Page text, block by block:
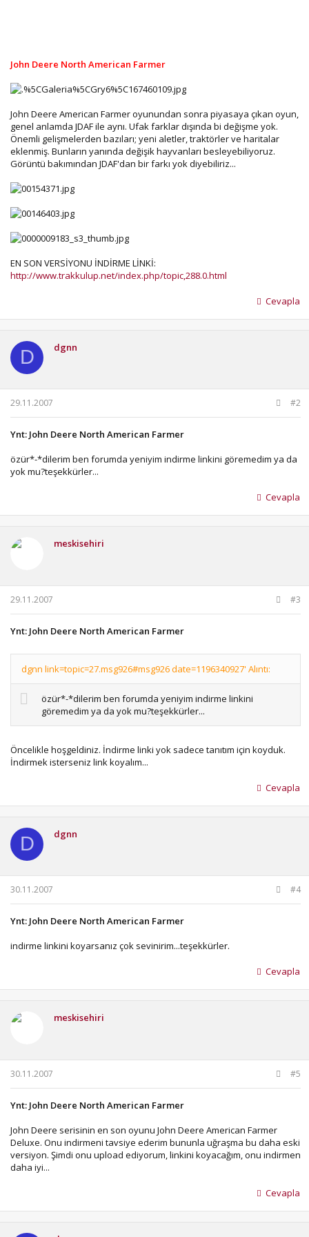
John Deere North American Farmer
John Deere American Farmer oyunundan sonra piyasaya çıkan oyun,
genel anlamda JDAF ile aynı. Ufak farklar dışında bi değişme yok.
Önemli gelişmelerden bazıları; yeni aletler, traktörler ve haritalar
eklenmiş. Bunların yanında değişik hayvanları besleyebiliyoruz.
Görüntü bakımından JDAF'dan bir farkı yok diyebiliriz...
EN SON VERSİYONU İNDİRME LİNKİ:
http://www.trakkulup.net/index.php/topic,288.0.html
Cevapla
D dgnn
29.11.2007 #2
Ynt: John Deere North American Farmer
özür*-*dilerim ben forumda yeniyim indirme linkini göremedim ya da
yok mu?teşekkürler...
Cevapla
meskisehiri
29.11.2007 #3
Ynt: John Deere North American Farmer
dgnn link=topic=27.msg926#msg926 date=1196340927' Alıntı:
özür*-*dilerim ben forumda yeniyim indirme linkini
göremedim ya da yok mu?teşekkürler...
Öncelikle hoşgeldiniz. İndirme linki yok sadece tanıtım için koyduk.
İndirmek isterseniz link koyalım...
Cevapla
D dgnn
30.11.2007 #4
Ynt: John Deere North American Farmer
indirme linkini koyarsanız çok sevinirim...teşekkürler.
Cevapla
meskisehiri
30.11.2007 #5
Ynt: John Deere North American Farmer
John Deere serisinin en son oyunu John Deere American Farmer
Deluxe. Onu indirmeni tavsiye ederim bununla uğraşma bu daha eski
versiyon. Şimdi onu upload ediyorum, linkini koyacağım, onu indirmen
daha iyi...
Cevapla